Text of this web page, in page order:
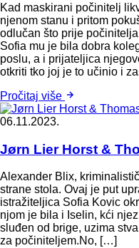
Kad maskirani počinitelj
njenom stanu i pritom
odlučan što prije
Sofia mu je bila dobra
poslu, a i prijateljica
otkriti tko joj je to učinio i
Pročitaj više
06.11.2023.
Jørn Lier Horst &
Alexander Blix,
strane stola. Ovaj je put
istražiteljica Sofia Kovic
njom je bila i Iselin, kći
sluđen od brige, uzima
za počiniteljem.No, […]